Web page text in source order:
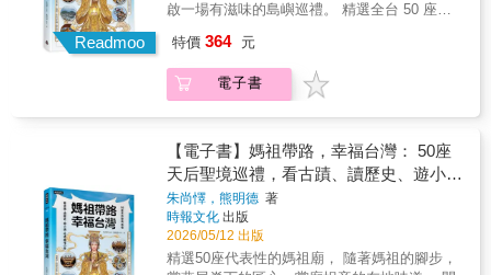
Readmoo
啟一場有滋味的島嶼巡禮。 精選全台 50 座代
讀者認識每一尊媽祖背後的歷史脈絡與地方故
事。每一站除了介紹廟宇建築、信仰由來與地
方特色，也延伸規劃廟埕美食、周邊景點，讓
與離島，精選 50 座代表性廟宇聖境 從繁華都
會到靜謐漁村，完整收錄 50 座具備歷史脈絡與
文化價值的媽祖廟。涵蓋全台各縣市，深入
澎、金、馬，最具規模的信仰版圖。 2. 行家帶
路！廟口美食 &times; 私房景點的完美提案 參
拜後的靈魂慰藉，交給在地老味道。串聯廟埕
旁的必吃老攤與周邊文化景點，幫你省下做功
特價 364 元
電子書
【電子書】媽祖帶路，幸福台灣： 50座
天后聖境巡禮，看古蹟、讀歷史、遊小
鎮、吃透廟埕小吃
朱尚懌，熊明德 著
時報文化 出版
2026/05/12 出版
精選50座代表性的媽祖廟， 隨著媽祖的腳步，